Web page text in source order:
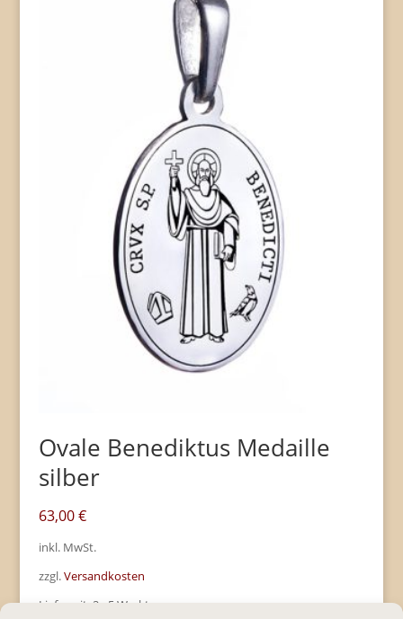
Ovale Benediktus Medaille
silber
63,00€
inkl. MwSt.
zzgl.Versandkosten
Lieferzeit: 2 - 5 Werktage